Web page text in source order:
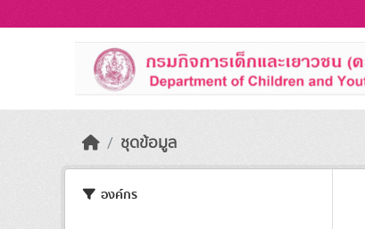
ชุดข้อมูล
องค์กร